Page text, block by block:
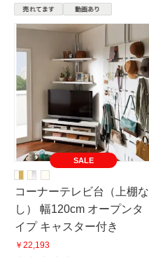
SALE
コーナーテレビ台（上棚な
し） 幅120cm オープンタ
イプ キャスター付き
￥22,193